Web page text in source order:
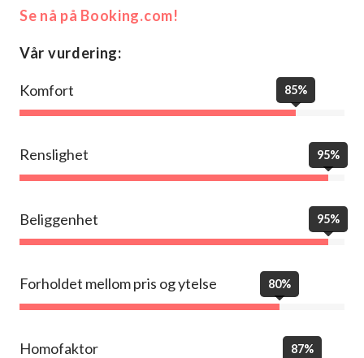
Se nå på Booking.com!
Vår vurdering:
Komfort 85%
Renslighet 95%
Beliggenhet 95%
Forholdet mellom pris og ytelse 80%
Homofaktor 87%